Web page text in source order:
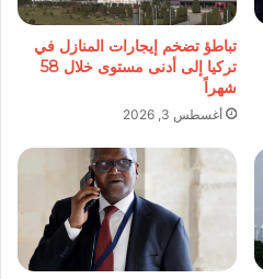
تباطؤ تضخم إيجارات المنازل في
تركيا إلى أدنى مستوى خلال 58
شهراً
أغسطس 3, 2026